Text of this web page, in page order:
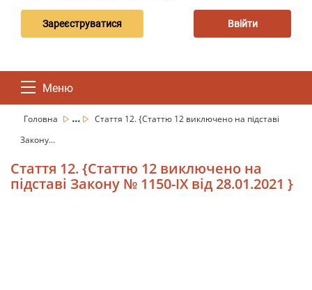
Зареєструватися Ввійти
Меню
Головна ...
Стаття 12. {Статтю 12 виключено на підставі
Закону...
Стаття 12. {Статтю 12 виключено на
підставі Закону № 1150-IX від 28.01.2021 }